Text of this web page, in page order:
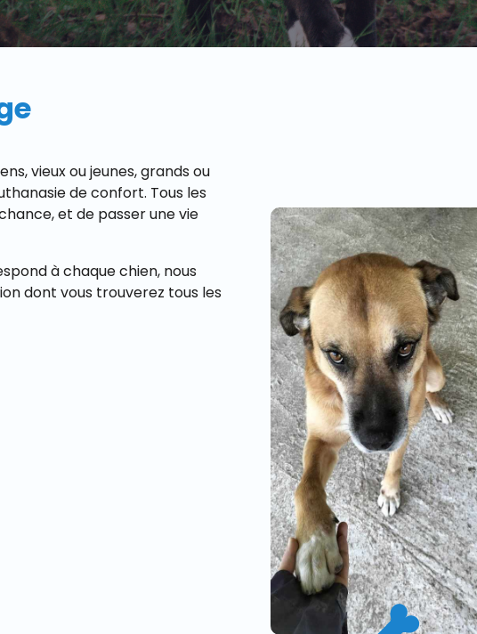
vieux ou jeunes, grands ou
de confort. Tous les
et de passer une vie
à chaque chien, nous
dont vous trouverez tous les